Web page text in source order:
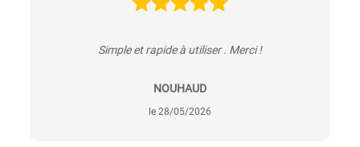
Simple et rapide à utiliser . Merci !
NOUHAUD
le 28/05/2026